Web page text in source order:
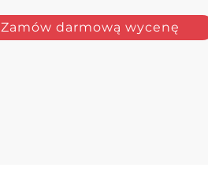
Zamów darmową wycenę